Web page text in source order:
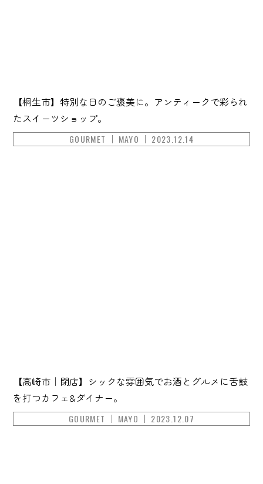
【桐生市】特別な日のご褒美に。アンティークで彩られ
たスイーツショップ。
GOURMET MAYO 2023.12.14
【高崎市｜閉店】シックな雰囲気でお酒とグルメに舌鼓
を打つカフェ&ダイナー。
GOURMET MAYO 2023.12.07